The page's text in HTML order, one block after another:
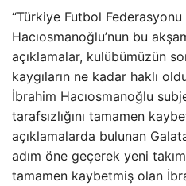
“Türkiye Futbol Federasyonu
Hacıosmanoğlu’nun bu
açıklamalar, kulübümüzün
kaygıların ne kadar haklı
İbrahim Hacıosmanoğlu
tarafsızlığını tamamen
açıklamalarda bulunan
adım öne geçerek yeni
tamamen kaybetmiş olan